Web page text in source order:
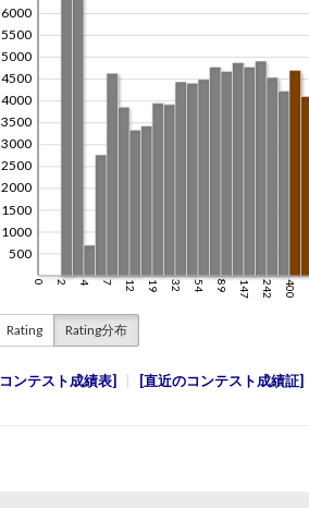
Rating Rating分布
コンテスト成績表 直近のコンテスト成績証